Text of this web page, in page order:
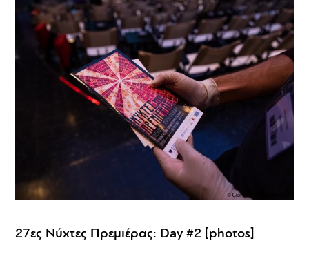
27ες Νύχτες Πρεμιέρας: Day #2 [photos]